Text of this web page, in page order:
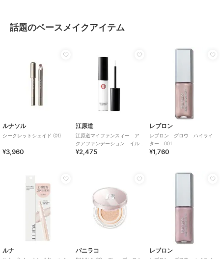
話題のベースメイクアイテム
ルナソル
シークレットシェイド (01)
¥3,960
江原道
江原道マイファンスィー ア
クアファンデーション イル
ミネーターIL00（ホワイト）
¥2,475
レブロン
レブロン グロウ ハイライ
ター 001
¥1,760
ルナ バニラコ レブロン